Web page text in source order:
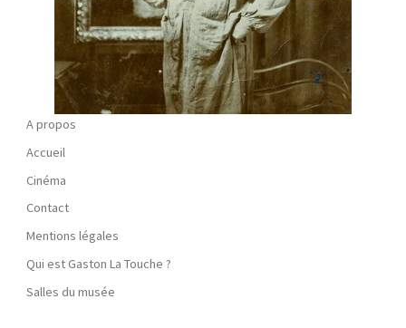
A propos
Accueil
Cinéma
Contact
Mentions légales
Qui est Gaston La Touche ?
Salles du musée